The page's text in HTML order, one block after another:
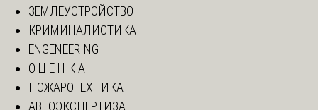
ЗЕМЛЕУСТРОЙСТВО
КРИМИНАЛИСТИКА
ENGENEERING
О Ц Е Н К А
ПОЖАРОТЕХНИКА
АВТОЭКСПЕРТИЗА